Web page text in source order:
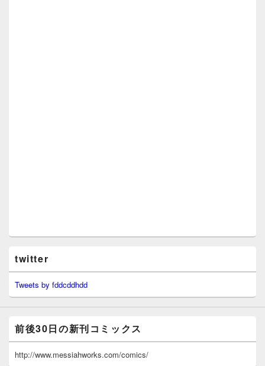
twitter
Tweets by fddcddhdd
前後30日の新刊コミックス
http://www.messiahworks.com/comics/